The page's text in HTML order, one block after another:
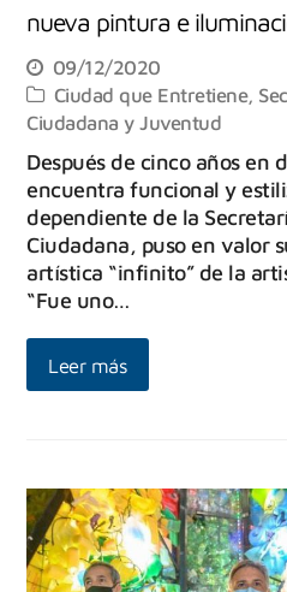
nueva pintura e
09/12/2020
Ciudad que Entretiene,
Ciudadana y Juventud
Después de cinco años en
encuentra funcional y
dependiente de la
Ciudadana, puso en valor
artística “infinito” de la
“Fue uno…
Leer más